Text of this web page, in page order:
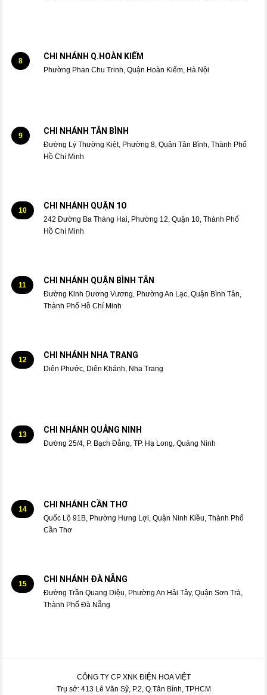
8 CHI NHÁNH Q.HOÀN KIẾM
Phường Phan Chu Trinh, Quận Hoàn Kiếm, Hà Nội
9 CHI NHÁNH TÂN BÌNH
Đường Lý Thường Kiệt, Phường 8, Quận Tân Bình, Thành Phố
Hồ Chí Minh
10 CHI NHÁNH QUẬN 1O
242 Đường Ba Tháng Hai, Phường 12, Quận 10, Thành Phố
Hồ Chí Minh
11 CHI NHÁNH QUẬN BÌNH TÂN
Đường Kinh Dương Vương, Phường An Lạc, Quận Bình Tân,
Thành Phố Hồ Chí Minh
12 CHI NHÁNH NHA TRANG
Diên Phước, Diên Khánh, Nha Trang
13 CHI NHÁNH QUẢNG NINH
Đường 25/4, P. Bạch Đằng, TP. Hạ Long, Quảng Ninh
14 CHI NHÁNH CẦN THƠ
Quốc Lộ 91B, Phường Hưng Lợi, Quận Ninh Kiều, Thành Phố
Cần Thơ
15 CHI NHÁNH ĐÀ NẴNG
Đường Trần Quang Diệu, Phường An Hải Tây, Quận Sơn Trà,
Thành Phố Đà Nẵng
CÔNG TY CP XNK ĐIỆN HOA VIỆT
Trụ sở: 413 Lê Văn Sỹ, P.2, Q.Tân Bình, TPHCM